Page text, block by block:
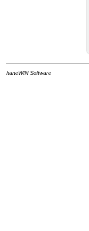
haneWIN Software